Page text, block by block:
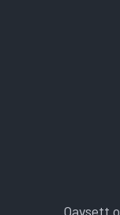
Oavsett